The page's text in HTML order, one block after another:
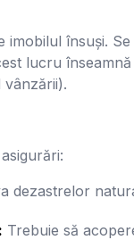
imobilul însuși.
lucru
dezastrelor
Trebuie să